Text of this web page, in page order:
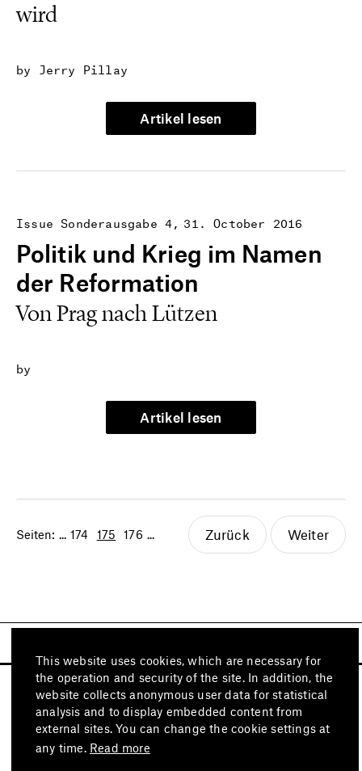
wird
by Jerry Pillay
Artikel lesen
31. October 2016
Issue Sonderausgabe 4
Politik und Krieg im Namen
der Reformation
Von Prag nach Lützen
by
Artikel lesen
Seiten: ... 174 175 176 ... Zurück Weiter
This website uses cookies, which are necessary for
the operation and security of the site. In addition, the
website collects anonymous user data for statistical
analysis and to display embedded content from
external sites. You can change the cookie settings at
any time. Read more